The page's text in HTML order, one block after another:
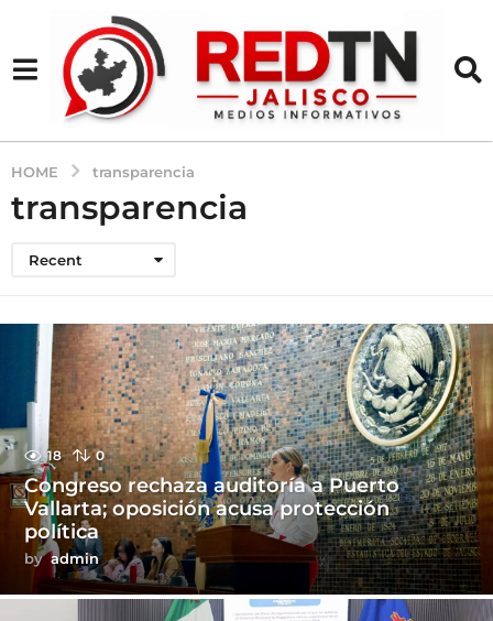
HOME transparencia
transparencia
Recent
18 0
Congreso rechaza auditoría a Puerto
Vallarta; oposición acusa protección
política
by admin